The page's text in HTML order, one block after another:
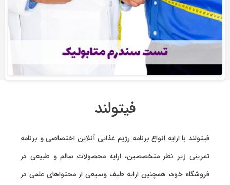
فیتولند
فیتولند با ارایه انواع برنامه رژیم غذایی آنلاین اختصاصیو برنامه
تمرینیزیر نظر متخصصین، ارایه محصولات سالم و طبیعی در
فروشگاه خود، همچنین ارایه طیف وسیعی از محتواهای علمی در